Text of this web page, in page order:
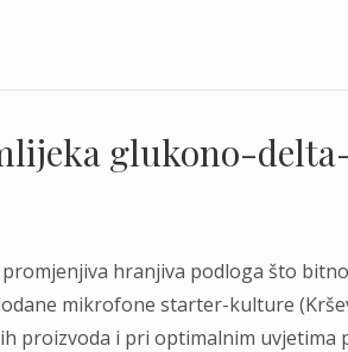
glukono-
hranjiva podloga što
mikrofone starter-kulture
proizvoda i pri optimalnim uvjetima